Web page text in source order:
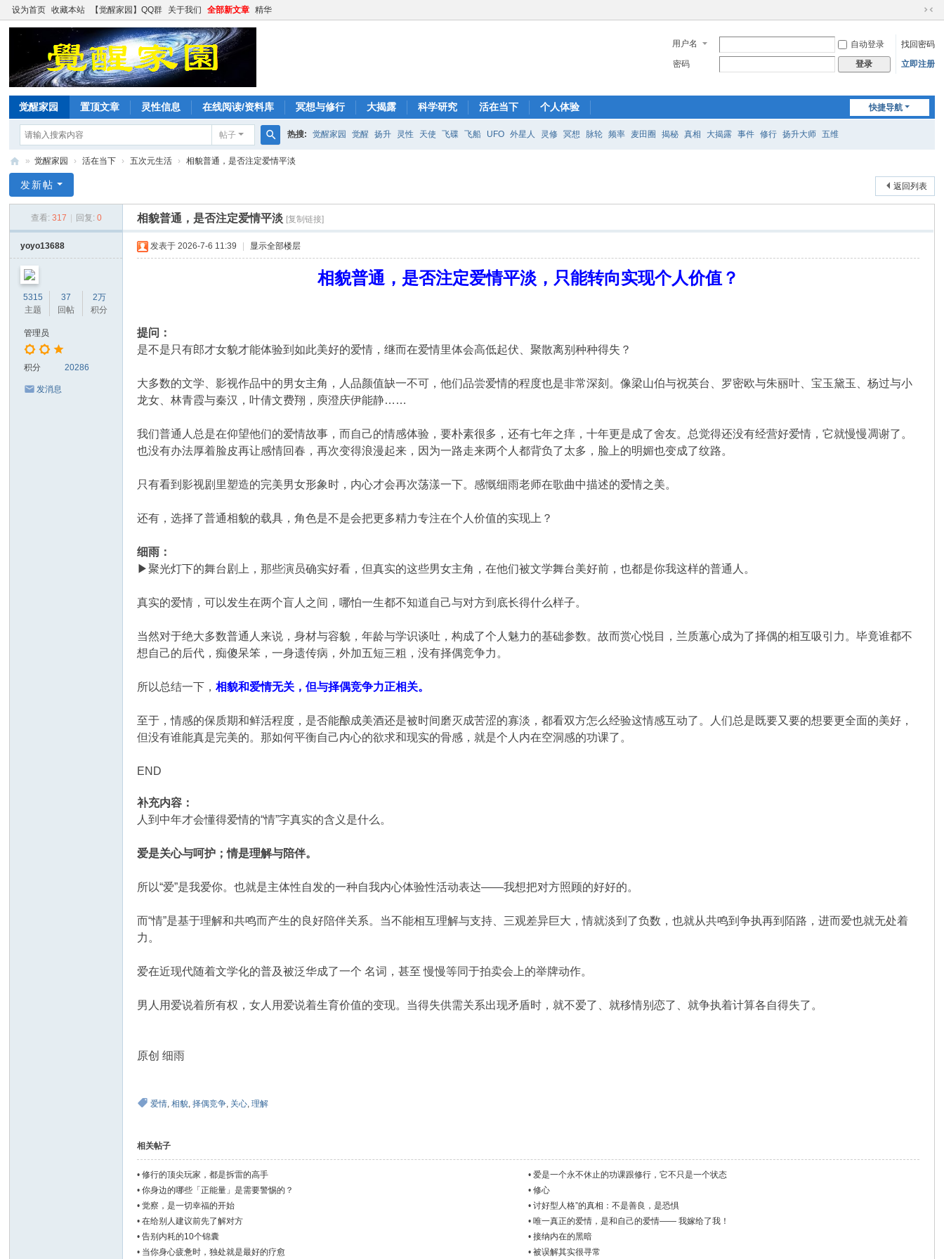
设为首页 收藏本站 【觉醒家园】QQ群 关于我们 全部新文章 精华
切
到
窄
用户名 自动登录
找回密码
密码
登录 立即注册
快捷导航
觉醒家园 置顶文章 灵性信息 在线阅读/资料库 冥想与修行 大揭露 科学研究 活在当下 个人体验
帖子
搜
热搜: 觉醒家园 觉醒 扬升 灵性 天使 飞碟 飞船 UFO 外星人 灵修 冥想 脉轮 频率 麦田圈 揭秘 真相 大揭露 事件 修行 扬升大师 五维
醒
园
» 觉醒家园 › 活在当下 › 五次元生活 › 相貌普通，是否注定爱情平淡
返回列表
发新帖
查看: 317 回复: 0 相貌普通，是否注定爱情平淡 [复制链接]
yoyo13688
5315
主题
37
回帖
2万
积分
管理员
积分 20286
发消息
发表于 2026-7-6 11:39 显示全部楼层
相貌普通，是否注定爱情平淡，只能转向实现个人价值？
提问：
是不是只有郎才女貌才能体验到如此美好的爱情，继而在爱情里体会高低起伏、聚散离别种种得失？
大多数的文学、影视作品中的男女主角，人品颜值缺一不可，他们品尝爱情的程度也是非常深刻。像梁山伯与祝英台、罗密欧与朱丽叶、宝玉黛玉、杨过与小
龙女、林青霞与秦汉，叶倩文费翔，庾澄庆伊能静……
我们普通人总是在仰望他们的爱情故事，而自己的情感体验，要朴素很多，还有七年之痒，十年更是成了舍友。总觉得还没有经营好爱情，它就慢慢凋谢了。
也没有办法厚着脸皮再让感情回春，再次变得浪漫起来，因为一路走来两个人都背负了太多，脸上的明媚也变成了纹路。
只有看到影视剧里塑造的完美男女形象时，内心才会再次荡漾一下。感慨细雨老师在歌曲中描述的爱情之美。
还有，选择了普通相貌的载具，角色是不是会把更多精力专注在个人价值的实现上？
细雨：
▶聚光灯下的舞台剧上，那些演员确实好看，但真实的这些男女主角，在他们被文学舞台美好前，也都是你我这样的普通人。
真实的爱情，可以发生在两个盲人之间，哪怕一生都不知道自己与对方到底长得什么样子。
当然对于绝大多数普通人来说，身材与容貌，年龄与学识谈吐，构成了个人魅力的基础参数。故而赏心悦目，兰质蕙心成为了择偶的相互吸引力。毕竟谁都不
想自己的后代，痴傻呆笨，一身遗传病，外加五短三粗，没有择偶竞争力。
所以总结一下，相貌和爱情无关，但与择偶竞争力正相关。
至于，情感的保质期和鲜活程度，是否能酿成美酒还是被时间磨灭成苦涩的寡淡，都看双方怎么经验这情感互动了。人们总是既要又要的想要更全面的美好，
但没有谁能真是完美的。那如何平衡自己内心的欲求和现实的骨感，就是个人内在空洞感的功课了。
END
补充内容：
人到中年才会懂得爱情的“情”字真实的含义是什么。
爱是关心与呵护；情是理解与陪伴。
所以“爱”是我爱你。也就是主体性自发的一种自我内心体验性活动表达——我想把对方照顾的好好的。
而“情”是基于理解和共鸣而产生的良好陪伴关系。当不能相互理解与支持、三观差异巨大，情就淡到了负数，也就从共鸣到争执再到陌路，进而爱也就无处着
力。
爱在近现代随着文学化的普及被泛华成了一个 名词，甚至 慢慢等同于拍卖会上的举牌动作。
男人用爱说着所有权，女人用爱说着生育价值的变现。当得失供需关系出现矛盾时，就不爱了、就移情别恋了、就争执着计算各自得失了。
原创 细雨
爱情,相貌,择偶竞争, 关心,理解
相关帖子
•修行的顶尖玩家，都是拆雷的高手 •爱是一个永不休止的功课跟修行，它不只是一个状态
•你身边的哪些「正能量」是需要警惕的？ •修心
•觉察，是一切幸福的开始 •讨好型人格”的真相：不是善良，是恐惧
•在给别人建议前先了解对方 •唯一真正的爱情，是和自己的爱情—— 我嫁给了我！
•告别内耗的10个锦囊 •接纳内在的黑暗
• 当你身心疲惫时，独处就是最好的疗愈 •被误解其实很寻常